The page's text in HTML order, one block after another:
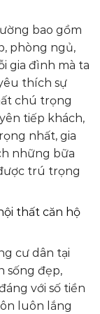
bao gồm
phòng ngủ,
gia đình mà ta
thích sự
chú trọng
tiếp khách,
nhất, gia
những bữa
trú trọng
thất căn hộ
cư dân tại
sống đẹp,
với số tiền
luôn lắng